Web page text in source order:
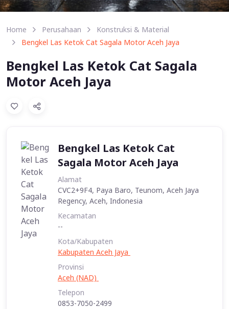
Home Perusahaan
Konstruksi & Material
Bengkel Las Ketok Cat Sagala Motor Aceh Jaya
Bengkel Las Ketok Cat Sagala
Motor Aceh Jaya
Bengkel Las Ketok Cat
Sagala Motor Aceh Jaya
Alamat
CVC2+9F4, Paya Baro, Teunom, Aceh Jaya
Regency, Aceh, Indonesia
Kecamatan
--
Kota/Kabupaten
Kabupaten Aceh Jaya
Provinsi
Aceh (NAD)
Telepon
0853-7050-2499